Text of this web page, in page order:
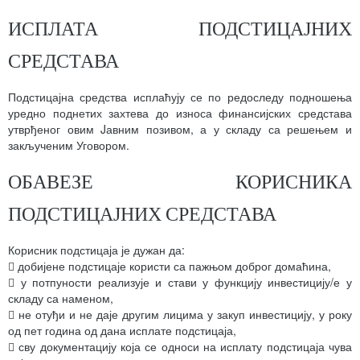
ИСПЛАТА ПОДСТИЦАЈНИХ
СРЕДСТАВА
Подстицајна средства исплаћују се по редоследу подношења
уредно поднетих захтева до износа финансијских средстава
утврђеног овим Jавним позивом, а у складу са решењем и
закљученим Уговором.
ОБАВЕЗЕ КОРИСНИКА
ПОДСТИЦАЈНИХ СРЕДСТАВА
Корисник подстицаја је дужан да:
 добијене подстицаје користи са пажњом доброг домаћина,
 у потпуности реализује и стави у функцију инвестицију/е у
складу са наменом,
 не отуђи и не даје другим лицима у закуп инвестицију, у року
од пет година од дана исплате подстицаја,
 сву документацију која се односи на исплату подстицаја чува